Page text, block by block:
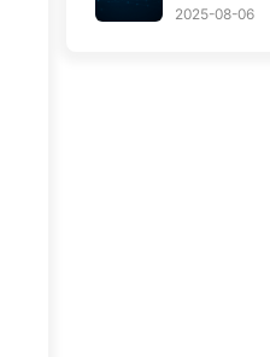
助手，总在
2025-08-06